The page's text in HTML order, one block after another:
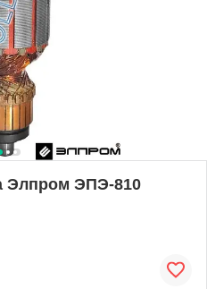
Элпром ЭПЭ-810